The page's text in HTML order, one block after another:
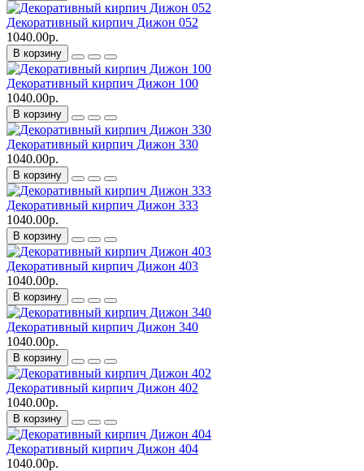
Декоративный кирпич Дижон 052
1040.00р.
В корзину
Декоративный кирпич Дижон 100
1040.00р.
В корзину
Декоративный кирпич Дижон 330
1040.00р.
В корзину
Декоративный кирпич Дижон 333
1040.00р.
В корзину
Декоративный кирпич Дижон 403
1040.00р.
В корзину
Декоративный кирпич Дижон 340
1040.00р.
В корзину
Декоративный кирпич Дижон 402
1040.00р.
В корзину
Декоративный кирпич Дижон 404
1040.00р.